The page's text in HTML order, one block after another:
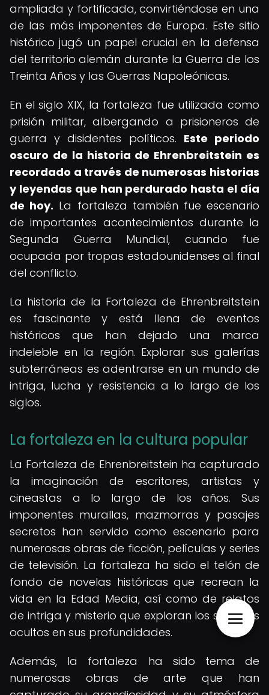
ampliada y fortificada, convirtiéndose en una
de las más imponentes de Europa. Este sitio
histórico jugó un papel crucial en la defensa
del territorio alemán durante la Guerra de los
Treinta Años y las Guerras Napoleónicas.
En el siglo XIX, la fortaleza fue utilizada como
prisión militar, albergando a prisioneros de
guerra y disidentes políticos. Este periodo
oscuro de la historia de Ehrenbreitstein es
recordado a través de numerosas historias
y leyendas que han perdurado hasta el día
de hoy. La fortaleza también fue escenario
de importantes acontecimientos durante la
Segunda Guerra Mundial, cuando fue
ocupada por tropas estadounidenses al final
del conflicto.
La historia de la Fortaleza de Ehrenbreitstein
es fascinante y está llena de eventos
históricos que han dejado una marca
indeleble en la región. Explorar sus galerías
subterráneas es adentrarse en un mundo de
intriga, lucha y resistencia a lo largo de los
siglos.
La fortaleza en la cultura popular
La Fortaleza de Ehrenbreitstein ha capturado
la imaginación de escritores, artistas y
cineastas a lo largo de los años. Sus
imponentes murallas, mazmorras y pasajes
secretos han servido como escenario para
numerosas obras de ficción, películas y series
de televisión. La fortaleza ha sido el telón de
fondo de novelas históricas que recrean la
vida en la Edad Media, así como de relatos
de intriga y misterio que exploran los secretos
ocultos en sus profundidades.
Además, la fortaleza ha sido tema de
numerosas obras de arte que han